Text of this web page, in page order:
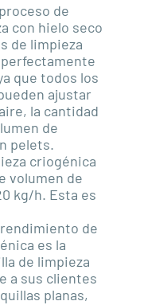
de
con hielo seco
de limpieza
que todos los
ajustar
la cantidad
de
pelets.
criogénica
volumen de
kg/h. Esta es
de
es la
de limpieza
a sus clientes
planas,